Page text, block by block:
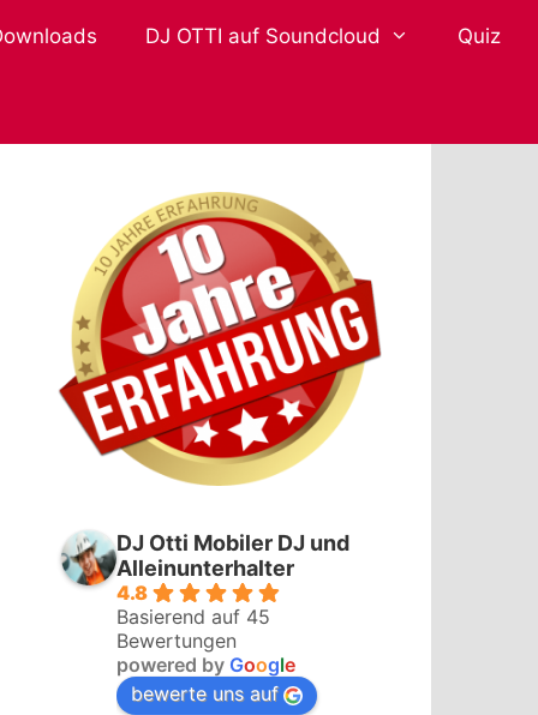
DJ OTTI auf Soundcloud Quiz
DJ Otti Mobiler DJ und
Alleinunterhalter
4.8
Basierend auf 45
Bewertungen
powered by Google
bewerte uns auf